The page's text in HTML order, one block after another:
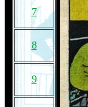
7
8
9